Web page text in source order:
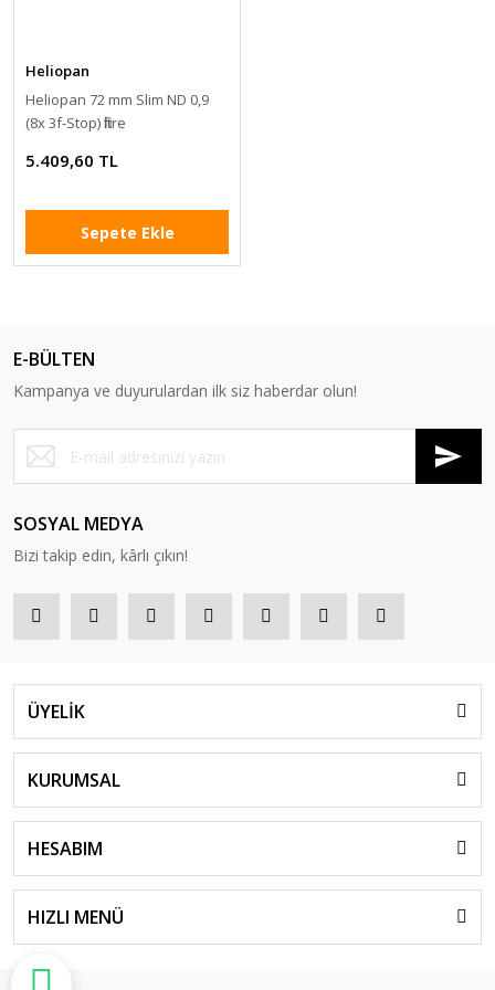
Heliopan
Heliopan 72 mm Slim ND 0,9
(8x 3f-Stop) filtre
5.409,60 TL
Sepete Ekle
E-BÜLTEN
Kampanya ve duyurulardan ilk siz haberdar olun!
SOSYAL MEDYA
Bizi takip edin, kârlı çıkın!
ÜYELİK
KURUMSAL
HESABIM
HIZLI MENÜ